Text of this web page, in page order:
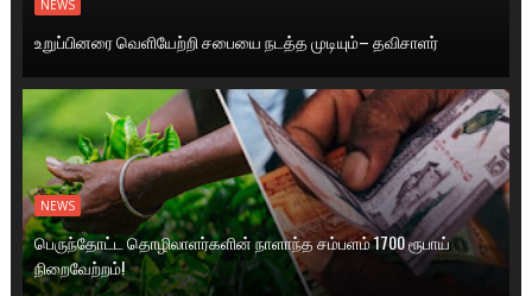
NEWS
உறுப்பினரை வெளியேற்றி சபையை நடத்த முடியும்– தவிசாளர்
NEWS
பெருந்தோட்ட தொழிலாளர்களின் நாளாந்த சம்பளம் 1700 ரூபாய்
நிறைவேற்றம்!